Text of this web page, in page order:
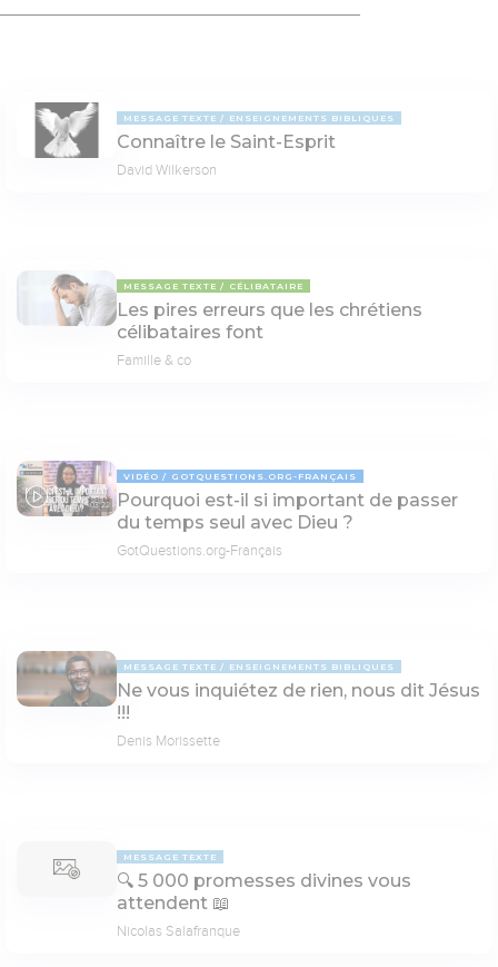
MESSAGE TEXTE ENSEIGNEMENTS BIBLIQUES
Connaître le Saint-Esprit
David Wilkerson
MESSAGE TEXTE CÉLIBATAIRE
Les pires erreurs que les chrétiens
célibataires font
Famille & co
03:22
VIDÉO GOTQUESTIONS.ORG-FRANÇAIS
Pourquoi est-il si important de passer
du temps seul avec Dieu ?
GotQuestions.org-Français
MESSAGE TEXTE ENSEIGNEMENTS BIBLIQUES
Ne vous inquiétez de rien, nous dit Jésus
!!!
Denis Morissette
MESSAGE TEXTE
🔍 5 000 promesses divines vous
attendent 📖
Nicolas Salafranque